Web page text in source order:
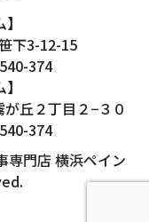
下3-12-15
374
丘２丁目２−３０
374
専門店 横浜ペイン